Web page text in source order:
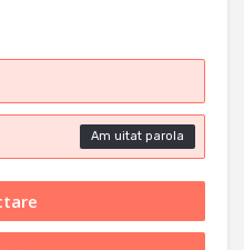
Am uitat parola